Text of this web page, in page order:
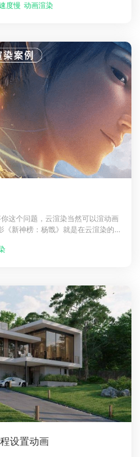
等流行操作系统上运行。
度慢 动画渲染
这个问题，云渲染当然可以渲动画
新神榜：杨戬》就是在云渲染的支
、《白蛇2：青蛇劫起》这两部动
设置动画